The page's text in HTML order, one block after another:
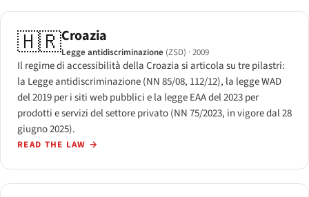
🇭🇷Croazia
Legge antidiscriminazione (ZSD) · 2009
Il regime di accessibilità della Croazia si articola su tre pilastri:
la Legge antidiscriminazione (NN 85/08, 112/12), la legge WAD
del 2019 per i siti web pubblici e la legge EAA del 2023 per
prodotti e servizi del settore privato (NN 75/2023, in vigore dal 28
giugno 2025).
READ THE LAW →